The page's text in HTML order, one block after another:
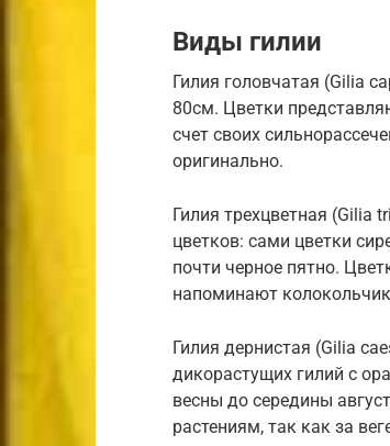
Виды гилии
Гилия головчатая (Gilia
80см. Цветки
счет своих
оригинально.
Гилия трехцветная (Gilia
цветков: сами цветки
почти черное пятно.
напоминают
Гилия дернистая (Gilia
дикорастущих гилий с
весны до середины
растениям, так как за